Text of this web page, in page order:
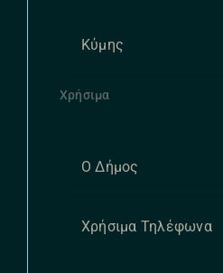
Κύμης
Χρήσιμα
Ο Δήμος
Χρήσιμα Τηλέφωνα